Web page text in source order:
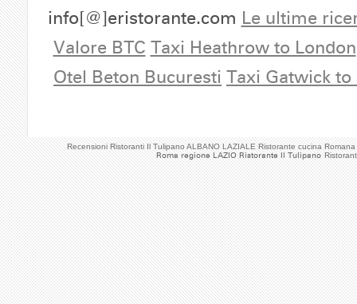
Recensioni Ristoranti Il Tulipano ALBANO LAZIALE Ristorante cucina Romana
Roma regione LAZIO Ristorante Il Tulipano
info[@]eristorante.com Le ultime
Valore BTC Taxi Heathrow to London
Otel Beton Bucuresti Taxi Gatwick to